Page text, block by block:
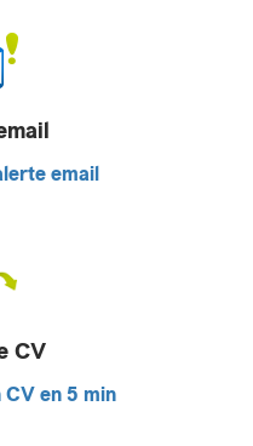
email
CV
CV en 5 min